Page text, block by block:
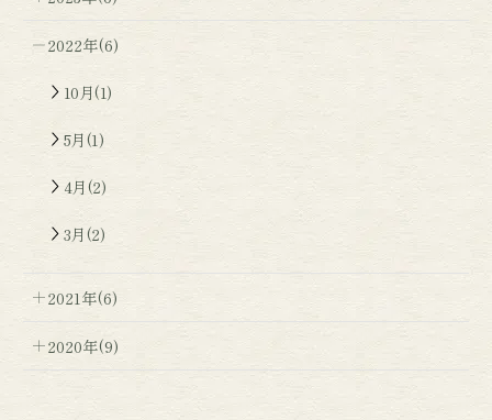
2022年(6)
10月(1)
5月(1)
4月(2)
3月(2)
2021年(6)
2020年(9)